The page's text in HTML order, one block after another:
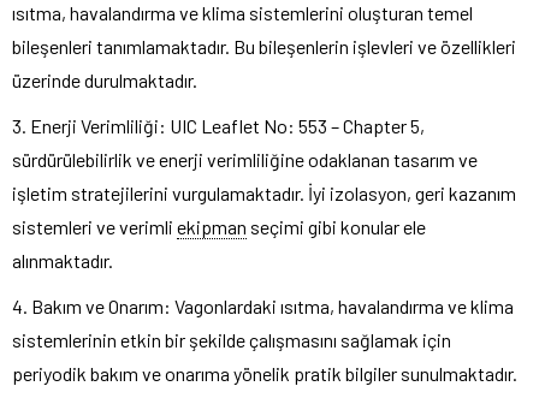
ısıtma, havalandırma ve klima sistemlerini oluşturan temel
bileşenleri tanımlamaktadır. Bu bileşenlerin işlevleri ve özellikleri
üzerinde durulmaktadır.
3. Enerji Verimliliği: UIC Leaflet No: 553 – Chapter 5,
sürdürülebilirlik ve enerji verimliliğine odaklanan tasarım ve
işletim stratejilerini vurgulamaktadır. İyi izolasyon, geri kazanım
sistemleri ve verimli ekipman seçimi gibi konular ele
alınmaktadır.
4. Bakım ve Onarım: Vagonlardaki ısıtma, havalandırma ve klima
sistemlerinin etkin bir şekilde çalışmasını sağlamak için
periyodik bakım ve onarıma yönelik pratik bilgiler sunulmaktadır.